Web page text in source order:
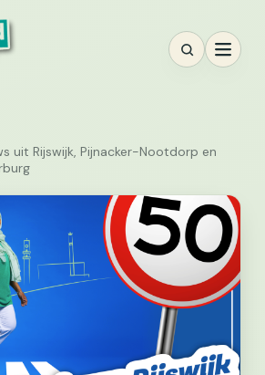
uit Rijswijk, Pijnacker-Nootdorp en